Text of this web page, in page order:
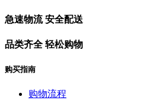
急速物流 安全配送
品类齐全 轻松购物
购买指南
购物流程